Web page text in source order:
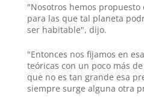
"Nosotros hemos propuesto
para las que tal planeta
ser habitable", dijo.
"Entonces nos fijamos en
teóricas con un poco más
que no es tan grande esa
siempre surge alguna otra